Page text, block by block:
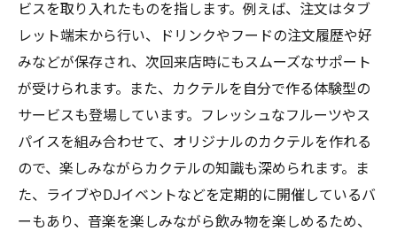
ビスを取り入れたものを指します。例えば、注文はタブ
レット端末から行い、ドリンクやフードの注文履歴や好
みなどが保存され、次回来店時にもスムーズなサポート
が受けられます。また、カクテルを自分で作る体験型の
サービスも登場しています。フレッシュなフルーツやス
パイスを組み合わせて、オリジナルのカクテルを作れる
ので、楽しみながらカクテルの知識も深められます。ま
た、ライブやDJイベントなどを定期的に開催しているバ
ーもあり、音楽を楽しみながら飲み物を楽しめるため、